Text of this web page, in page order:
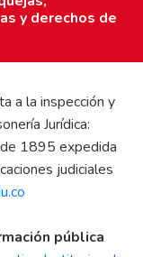
y derechos de
a la inspección y
Jurídica:
1895 expedida
judiciales
pública